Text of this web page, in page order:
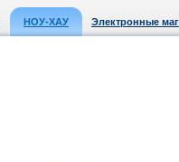
НОУ-ХАУ Электронные